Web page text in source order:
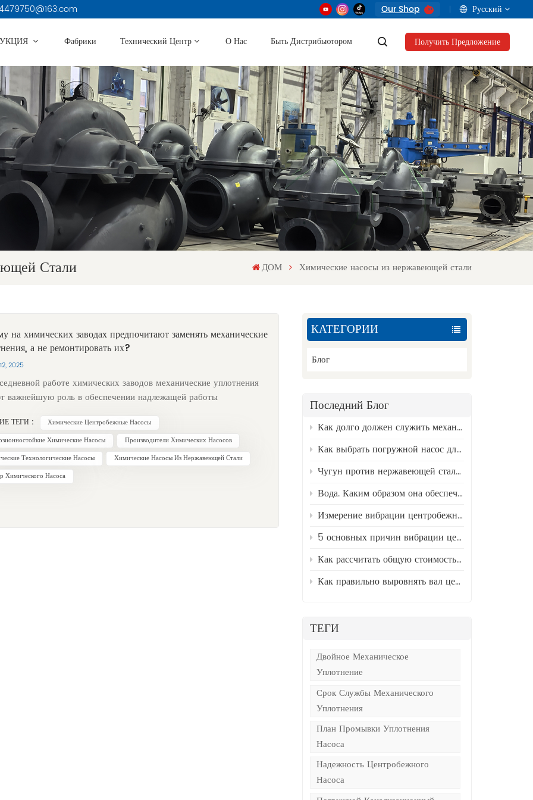
Our Shop Русский
français
русский
العربية
Tiếng Việt
Indonesia
Фабрики Технический Центр О Нас Быть Дистрибьютором Получить Предложение
Стали ДОМ Химические насосы из нержавеющей стали
КАТЕГОРИИ
Блог
Последний Блог
Как долго должен служить механический уплотнитель? Факторы, влияющие на его состояние, и руководство по замене.
Как выбрать погружной насос для скважины?
Чугун против нержавеющей стали 316 — лучший материал для насосов для сточных вод.
Вода. Каким образом она обеспечивает бесперебойную работу промышленных предприятий?
Измерение вибрации центробежных насосов и анализ типичных неисправностей.
5 основных причин вибрации центробежных насосов и способы их устранения.
Как рассчитать общую стоимость владения (TCO) промышленными насосами
Как правильно выровнять вал центробежного насоса и двигателя за 5 простых шагов
ТЕГИ
Двойное Механическое
Уплотнение
Срок Службы Механического
Уплотнения
План Промывки Уплотнения
Насоса
Надежность Центробежного
Насоса
на химических заводах предпочитают заменять механические
а не ремонтировать их?
2025
работе химических заводов механические уплотнения
важнейшую роль в обеспечении надлежащей работы
выходят из строя и требуют замены, химические заводы
предпочитают их сразу заменять, а не ремонтировать. Это,
бы, расточительное решение на самом деле обусловлено
набором факторов. Первый Химические заводы часто
в крайне суровых условиях, поэтому механические
ТЕГИ :
Химические Центробежные Насосы
Химические Насосы
Производители Химических Насосов
Технологические Насосы
Химические Насосы Из Нержавеющей Стали
Химического Насоса